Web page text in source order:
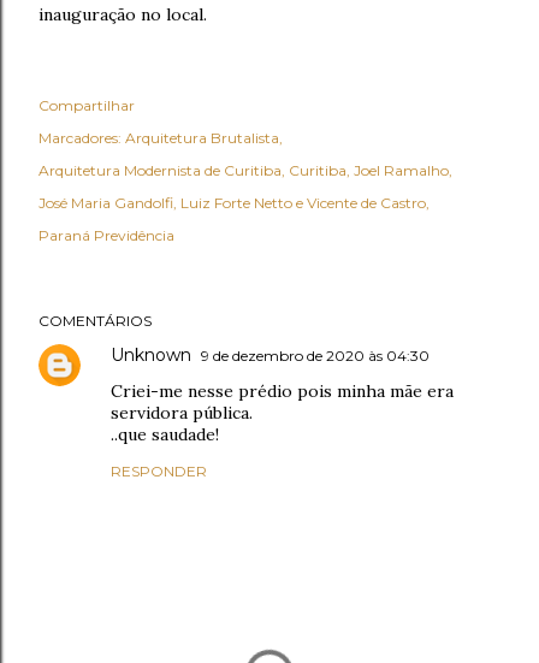
inauguração no local.
Compartilhar
Marcadores: Arquitetura Brutalista
Arquitetura Modernista de Curitiba Curitiba Joel Ramalho
José Maria Gandolfi Luiz Forte Netto e Vicente de Castro
Paraná Previdência
COMENTÁRIOS
Unknown 9 de dezembro de 2020 às 04:30
Criei-me nesse prédio pois minha mãe era
servidora pública.
..que saudade!
RESPONDER